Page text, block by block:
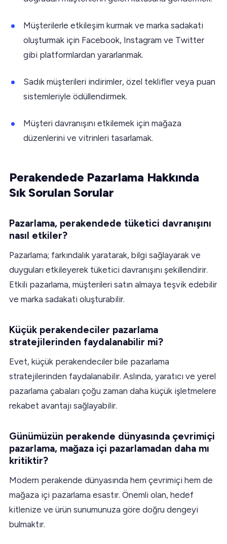
Müşterilerle etkileşim kurmak ve marka sadakati
oluşturmak için Facebook, Instagram ve Twitter
gibi platformlardan yararlanmak.
Sadık müşterileri indirimler, özel teklifler veya puan
sistemleriyle ödüllendirmek.
Müşteri davranışını etkilemek için mağaza
düzenlerini ve vitrinleri tasarlamak.
Perakendede Pazarlama Hakkında
Sık Sorulan Sorular
Pazarlama, perakendede tüketici davranışını
nasıl etkiler?
Pazarlama; farkındalık yaratarak, bilgi sağlayarak ve
duyguları etkileyerek tüketici davranışını şekillendirir.
Etkili pazarlama, müşterileri satın almaya teşvik edebilir
ve marka sadakati oluşturabilir.
Küçük perakendeciler pazarlama
stratejilerinden faydalanabilir mi?
Evet, küçük perakendeciler bile pazarlama
stratejilerinden faydalanabilir. Aslında, yaratıcı ve yerel
pazarlama çabaları çoğu zaman daha küçük işletmelere
rekabet avantajı sağlayabilir.
Günümüzün perakende dünyasında çevrimiçi
pazarlama, mağaza içi pazarlamadan daha mı
kritiktir?
Modern perakende dünyasında hem çevrimiçi hem de
mağaza içi pazarlama esastır. Önemli olan, hedef
kitlenize ve ürün sunumunuza göre doğru dengeyi
bulmaktır.